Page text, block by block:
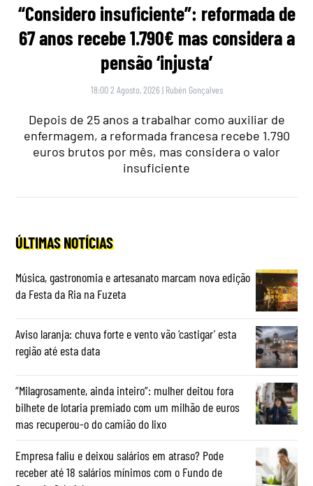
“Considero insuficiente”: reformada de
67 anos recebe 1.790€ mas considera a
pensão ‘injusta’
18:00 2 Agosto, 2026 | Rubén Gonçalves
Depois de 25 anos a trabalhar como auxiliar de
enfermagem, a reformada francesa recebe 1.790
euros brutos por mês, mas considera o valor
insuficiente
ÚLTIMAS NOTÍCIAS
Música, gastronomia e artesanato marcam nova edição
da Festa da Ria na Fuzeta
Aviso laranja: chuva forte e vento vão ‘castigar’ esta
região até esta data
“Milagrosamente, ainda inteiro”: mulher deitou fora
bilhete de lotaria premiado com um milhão de euros
mas recuperou-o do camião do lixo
Empresa faliu e deixou salários em atraso? Pode
receber até 18 salários mínimos com o Fundo de